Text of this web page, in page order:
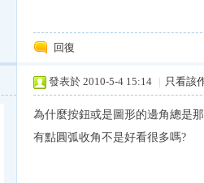
回復
發表於 2010-5-4 15:14 | 只看該
為什麼按鈕或是圖形的邊角總是
有點圓弧收角不是好看很多嗎?